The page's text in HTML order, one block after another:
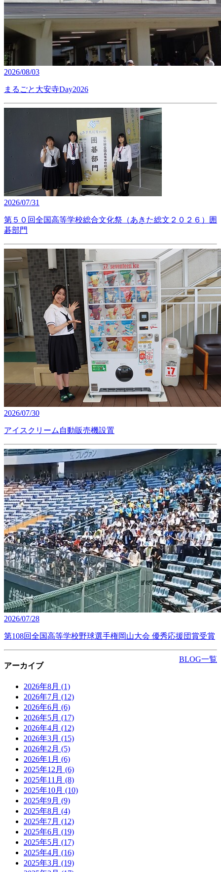
2026/08/03
まるごと大安寺Day2026
2026/07/31
第５０回全国高等学校総合文化祭（あきた総文２０２６）囲
碁部門
2026/07/30
アイスクリーム自動販売機設置
2026/07/28
第108回全国高等学校野球選手権岡山大会 優秀応援団賞受賞
BLOG一覧
アーカイブ
2026年8月 (1)
2026年7月 (12)
2026年6月 (6)
2026年5月 (17)
2026年4月 (12)
2026年3月 (15)
2026年2月 (5)
2026年1月 (6)
2025年12月 (6)
2025年11月 (8)
2025年10月 (10)
2025年9月 (9)
2025年8月 (4)
2025年7月 (12)
2025年6月 (19)
2025年5月 (17)
2025年4月 (16)
2025年3月 (19)